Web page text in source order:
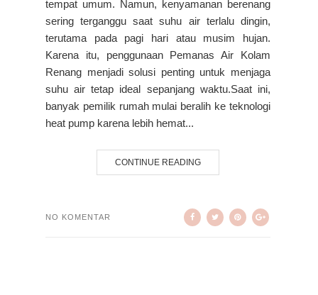
tempat umum. Namun, kenyamanan berenang
sering terganggu saat suhu air terlalu dingin,
terutama pada pagi hari atau musim hujan.
Karena itu, penggunaan Pemanas Air Kolam
Renang menjadi solusi penting untuk menjaga
suhu air tetap ideal sepanjang waktu.Saat ini,
banyak pemilik rumah mulai beralih ke teknologi
heat pump karena lebih hemat...
CONTINUE READING
NO KOMENTAR